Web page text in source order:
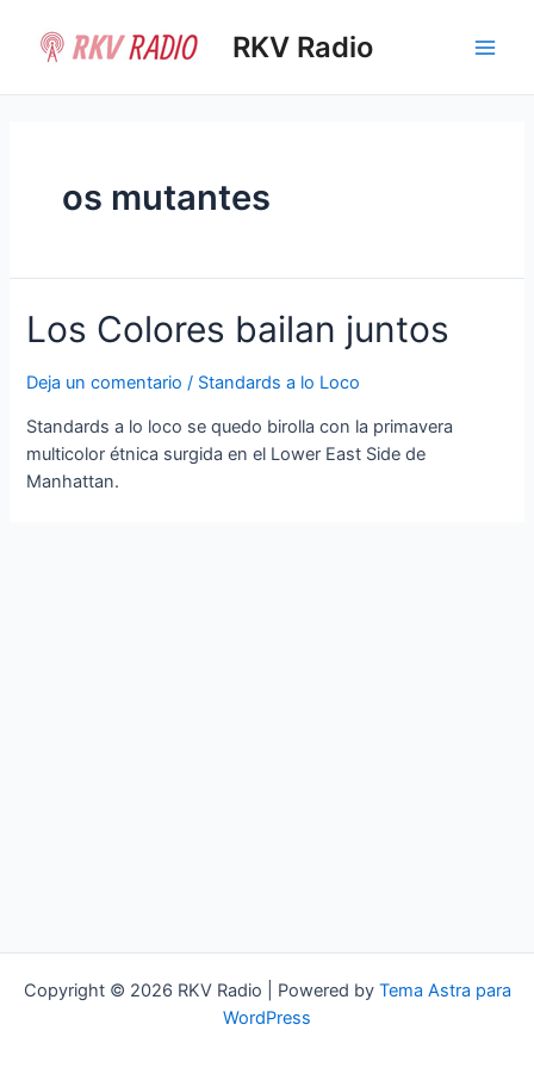
contenido
RKV Radio
os mutantes
Los Colores bailan juntos
Deja un comentario / Standards a lo Loco
Standards a lo loco se quedo birolla con la primavera
multicolor étnica surgida en el Lower East Side de
Manhattan.
Copyright © 2026 RKV Radio | Powered by Tema Astra para
WordPress